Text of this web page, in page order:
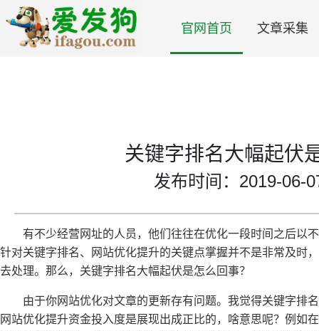
官网首页 文章采集
关键字排名大幅起伏
发布时间：2019-06-
有不少经营网址的人员，他们往往在优化一段时间之后以
针对关键字排名、网站优化提升的关键点掌握并不是非常及时
去处理。那么，关键字排名大幅起伏是怎么回事？
由于你网站优化对文章的更新存有问题。我觉得关键字排
网站优化提升资金投入度是展现出成正比的，啥意思呢？例如